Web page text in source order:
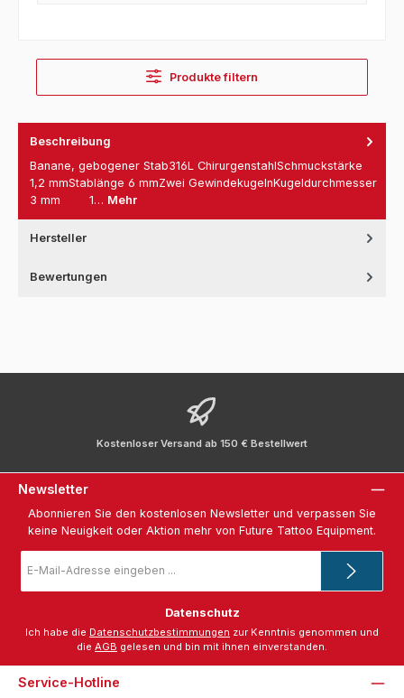
Produkte filtern
Beschreibung
Banane, gebogener Stab316L ChirurgenstahlSchmuckstärke
1,2 mmStablänge 6 mmZwei GewindekugelnKugeldurchmesser
3 mm 1… Mehr
Hersteller
Bewertungen
Kostenloser Versand ab 150 € Bestellwert
Newsletter
Abonnieren Sie den kostenlosen Newsletter und verpassen Sie
keine Neuigkeit oder Aktion mehr von Future Tattoo Equipment.
Mail-
*
Datenschutz
Ich habe die Datenschutzbestimmungen zur Kenntnis genommen und
die AGB gelesen und bin mit ihnen einverstanden.
Service-Hotline